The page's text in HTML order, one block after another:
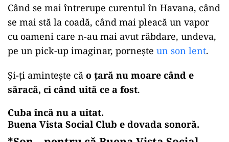
Când se mai întrerupe curentul în Havana, când
se mai stă la coadă, când mai pleacă un vapor
cu oameni care n-au mai avut răbdare, undeva,
pe un pick-up imaginar, pornește un son lent.
Și-ți amintește că o țară nu moare când e
săracă, ci când uită ce a fost.
Cuba încă nu a uitat.
Buena Vista Social Club e dovada sonoră.